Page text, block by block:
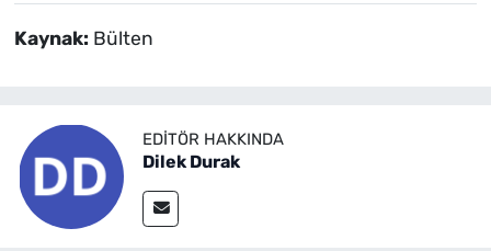
Kaynak: Bülten
EDITÖR HAKKINDA
Dilek Durak